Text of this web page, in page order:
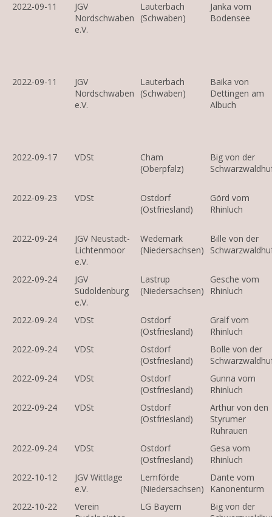
2022-09-11
JGV
Nordschwaben
e.V.
Lauterbach
(Schwaben)
Janka vom
Bodensee
2022-09-11
JGV
Nordschwaben
e.V.
Lauterbach
(Schwaben)
Baika von
Dettingen am
Albuch
2022-09-17 VDSt
Cham
(Oberpfalz)
Big von der
2022-09-23 VDSt
Ostdorf
(Ostfriesland)
Görd vom
Rhinluch
2022-09-24
JGV Neustadt-
Lichtenmoor
e.V.
Wedemark
(Niedersachsen)
Bille von der
2022-09-24
JGV
Südoldenburg
e.V.
Lastrup
(Niedersachsen)
Gesche vom
Rhinluch
2022-09-24 VDSt
Ostdorf
(Ostfriesland)
Gralf vom
Rhinluch
2022-09-24
VDSt
Ostdorf
(Ostfriesland)
Bolle von der
2022-09-24
VDSt
Ostdorf
(Ostfriesland)
Gunna vom
Rhinluch
2022-09-24
VDSt
Ostdorf
(Ostfriesland)
Arthur von den
Styrumer
Ruhrauen
2022-09-24
VDSt
Ostdorf
(Ostfriesland)
Gesa vom
Rhinluch
2022-10-12
JGV Wittlage
e.V.
Lemförde
(Niedersachsen)
Dante vom
Kanonenturm
2022-10-22
Verein
LG Bayern
Big von der